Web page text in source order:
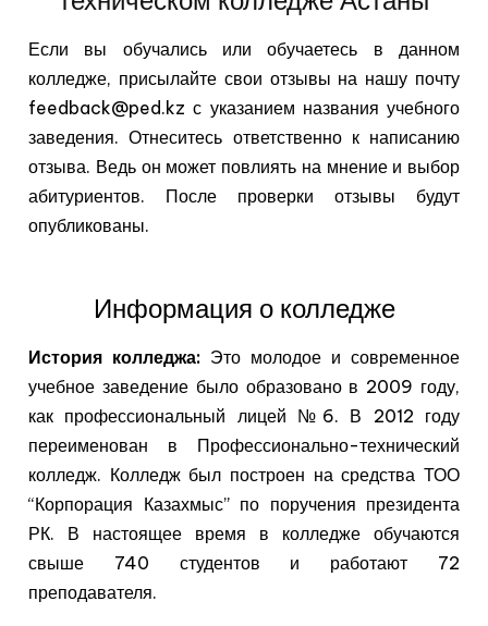
Если вы обучались или обучаетесь в данном
колледже, присылайте свои отзывы на нашу почту
feedback@ped.kz с указанием названия учебного
заведения. Отнеситесь ответственно к написанию
отзыва. Ведь он может повлиять на мнение и выбор
абитуриентов. После проверки отзывы будут
опубликованы.
Информация о колледже
История колледжа: Это молодое и современное
учебное заведение было образовано в 2009 году,
как профессиональный лицей №6. В 2012 году
переименован в Профессионально-технический
колледж. Колледж был построен на средства ТОО
“Корпорация Казахмыс” по поручения президента
РК. В настоящее время в колледже обучаются
свыше 740 студентов и работают 72
преподавателя.